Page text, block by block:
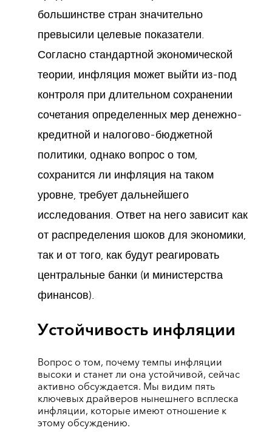
большинстве стран значительно
превысили целевые показатели.
Согласно стандартной экономической
теории, инфляция может выйти из-под
контроля при длительном сохранении
сочетания определенных мер денежно-
кредитной и налогово-бюджетной
политики, однако вопрос о том,
сохранится ли инфляция на таком
уровне, требует дальнейшего
исследования. Ответ на него зависит как
от распределения шоков для экономики,
так и от того, как будут реагировать
центральные банки (и министерства
финансов).
Устойчивость инфляции
Вопрос о том, почему темпы инфляции
высоки и станет ли она устойчивой, сейчас
активно обсуждается. Мы видим пять
ключевых драйверов нынешнего всплеска
инфляции, которые имеют отношение к
этому обсуждению.